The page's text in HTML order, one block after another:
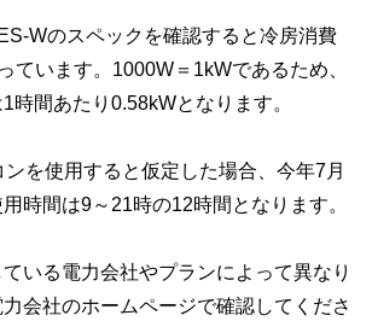
Wのスペックを確認すると冷房消費
ています。1000W＝1kWであるため、
時間あたり0.58kWとなります。
を使用すると仮定した場合、今年7月
時間は9～21時の12時間となります。
いる電力会社やプランによって異なり
会社のホームページで確認してくださ